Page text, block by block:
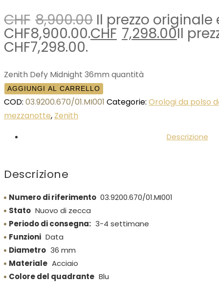
CHF 8,900.00 Il prezzo originale
CHF8,900.00.CHF 7,298.00Il
CHF7,298.00.
Zenith Defy Midnight 36mm quantità
AGGIUNGI AL CARRELLO
COD: 03.9200.670/01.MI001 Categorie: Orologi da polso
mezzanotte, Zenith
Descrizione
Descrizione
Numero di riferimento 03.9200.670/01.MI001
Stato Nuovo di zecca
Periodo di consegna: 3-4 settimane
Funzioni Data
Diametro 36 mm
Materiale Acciaio
Colore del quadrante Blu